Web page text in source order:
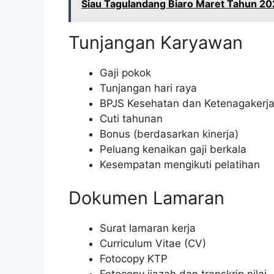
Siau Tagulandang Biaro Maret Tahun
Tunjangan Karyawan
Gaji pokok
Tunjangan hari raya
BPJS Kesehatan dan
Cuti tahunan
Bonus (berdasarkan kinerja)
Peluang kenaikan gaji berkala
Kesempatan mengikuti pelatihan
Dokumen Lamaran
Surat lamaran kerja
Curriculum Vitae (CV)
Fotocopy KTP